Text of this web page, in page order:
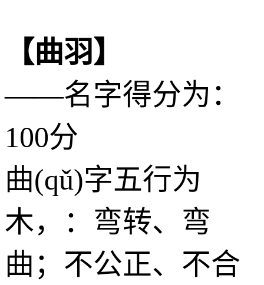
【曲羽】
——名字得分为：
100分
曲(qǔ)字五行为
木，：弯转、弯
曲；不公正、不合